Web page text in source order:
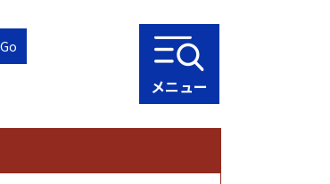
Go
メニュー